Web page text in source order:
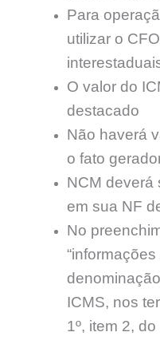
Para
utilizar o
O valor do
destacado
Não haverá
o fato
NCM deverá
em sua NF
No
ICMS, nos
1º, item 2,